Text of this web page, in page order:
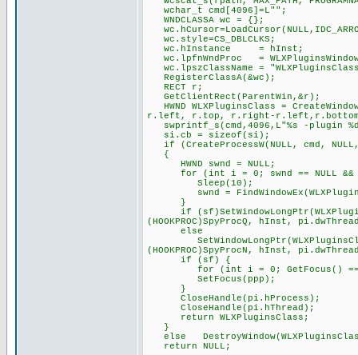
wchar_t cmd[4096]=L"";
WNDCLASSA wc = {};
wc.style=CS_DBLCLKS;
wc.hInstance = hInst;
wc.lpfnWndProc =
wc.lpszClassName =
RegisterClassA(&wc);
RECT r;
GetClientRect(ParentWin,&r);
HWND WLXPluginsClass =
r.left, r.top, r.right-r.left,r.bottom-
swprintf_s(cmd,4096,L"%s -plugin
si.cb = sizeof(si);
if (CreateProcessW(NULL, cmd,
{
HWND swnd = NULL;
for (int i = 0; swnd == NULL &&
Sleep(10);
swnd =
}
if
(HOOKPROC)SpyProcQ, hInst,
else
SetWindowLongPtr(WLXPluginsClass,
(HOOKPROC)SpyProcN, hInst,
if (sf) {
for (int i = 0; GetFocus() ==
SetFocus(ppp);
}
CloseHandle(pi.hProcess);
CloseHandle(pi.hThread);
return WLXPluginsClass;
}
else
return NULL;